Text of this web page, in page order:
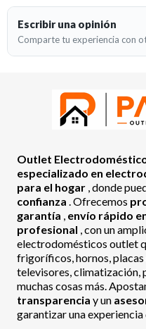
Escribir una opinión
Comparte tu experiencia con
Outlet
especializado en
para el hogar , donde
confianza . Ofrecemos
garantía , envío rápido
profesional , con un
electrodomésticos outlet
frigoríficos, hornos, placas
televisores, climatización,
muchas cosas más.
transparencia y un
garantizar una